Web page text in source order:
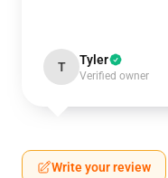
T Tyler
Verified owner
Write your review